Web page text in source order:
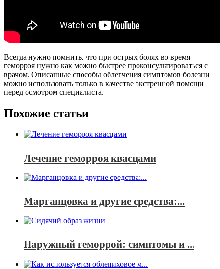
Всегда нужно помнить, что при острых болях во время
геморроя нужно как можно быстрее проконсультироваться с
врачом. Описанные способы облегчения симптомов болезни
можно использовать только в качестве экстренной помощи
перед осмотром специалиста.
Похожие статьи
Лечение геморроя квасцами
Марганцовка и другие средства:...
Наружный геморрой: симптомы и ...